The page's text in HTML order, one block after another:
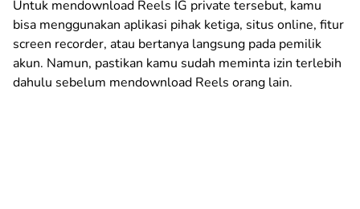
Untuk mendownload Reels IG private tersebut, kamu
bisa menggunakan aplikasi pihak ketiga, situs online, fitur
screen recorder, atau bertanya langsung pada pemilik
akun. Namun, pastikan kamu sudah meminta izin terlebih
dahulu sebelum mendownload Reels orang lain.